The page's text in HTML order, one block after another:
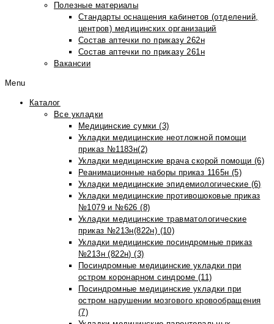
Полезные материалы
Стандарты оснащения кабинетов (отделений,
центров) медицинских организаций
Состав аптечки по приказу 262н
Состав аптечки по приказу 261н
Вакансии
Menu
Каталог
Все укладки
Медицинские сумки (3)
Укладки медицинские неотложной помощи
приказ №1183н(2)
Укладки медицинские врача скорой помощи (6)
Реанимационные наборы приказ 1165н (5)
Укладки медицинские эпидемиологические (6)
Укладки медицинские противошоковые приказ
№1079 и №626 (8)
Укладки медицинские травматологические
приказ №213н(822н) (10)
Укладки медицинские посиндромные приказ
№213н (822н) (3)
Посиндромные медицинские укладки при
остром коронарном синдроме (11)
Посиндромные медицинские укладки при
остром нарушении мозгового кровообращения
(7)